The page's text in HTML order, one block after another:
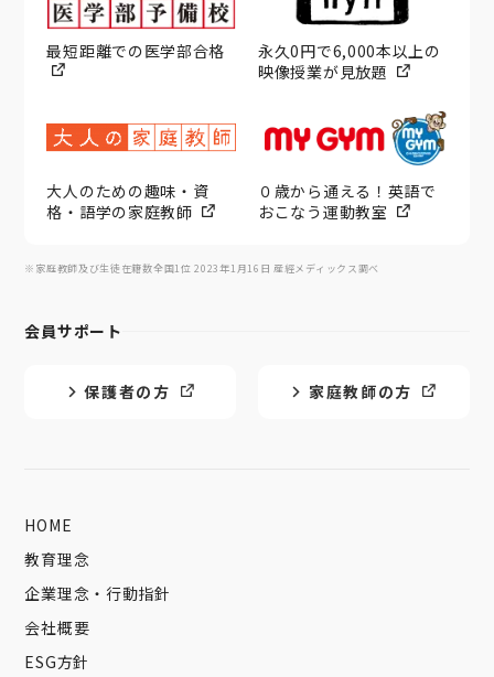
最短距離での医学部合格
永久0円で6,000本以上の
映像授業が見放題
大人のための趣味・資
格・語学の家庭教師
０歳から通える！英語で
おこなう運動教室
※家庭教師及び生徒在籍数全国1位 2023年1月16日 産經メディックス調べ
会員サポート
保護者の方 家庭教師の方
HOME
教育理念
企業理念・行動指針
会社概要
ESG方針